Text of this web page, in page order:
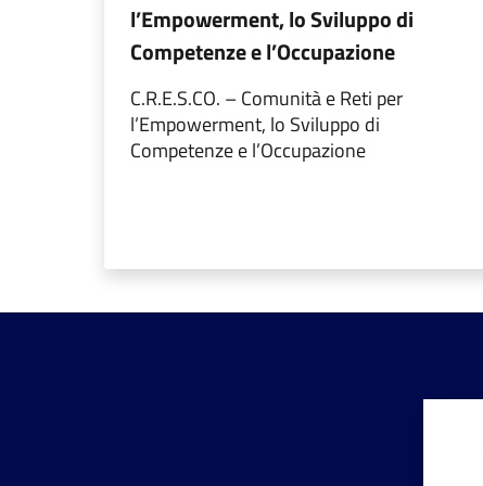
l’Empowerment, lo Sviluppo di
Competenze e l’Occupazione
C.R.E.S.CO. – Comunità e Reti per
l’Empowerment, lo Sviluppo di
Competenze e l’Occupazione